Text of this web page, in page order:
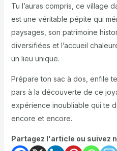
Tu l’auras compris, ce village
est une véritable pépite qui
paysages, son patrimoine
diversifiées et l’accueil
un lieu unique.
Prépare ton sac à dos, enfile
pars à la découverte de ce
expérience inoubliable qui te
encore et encore.
Partagez l'article ou suivez